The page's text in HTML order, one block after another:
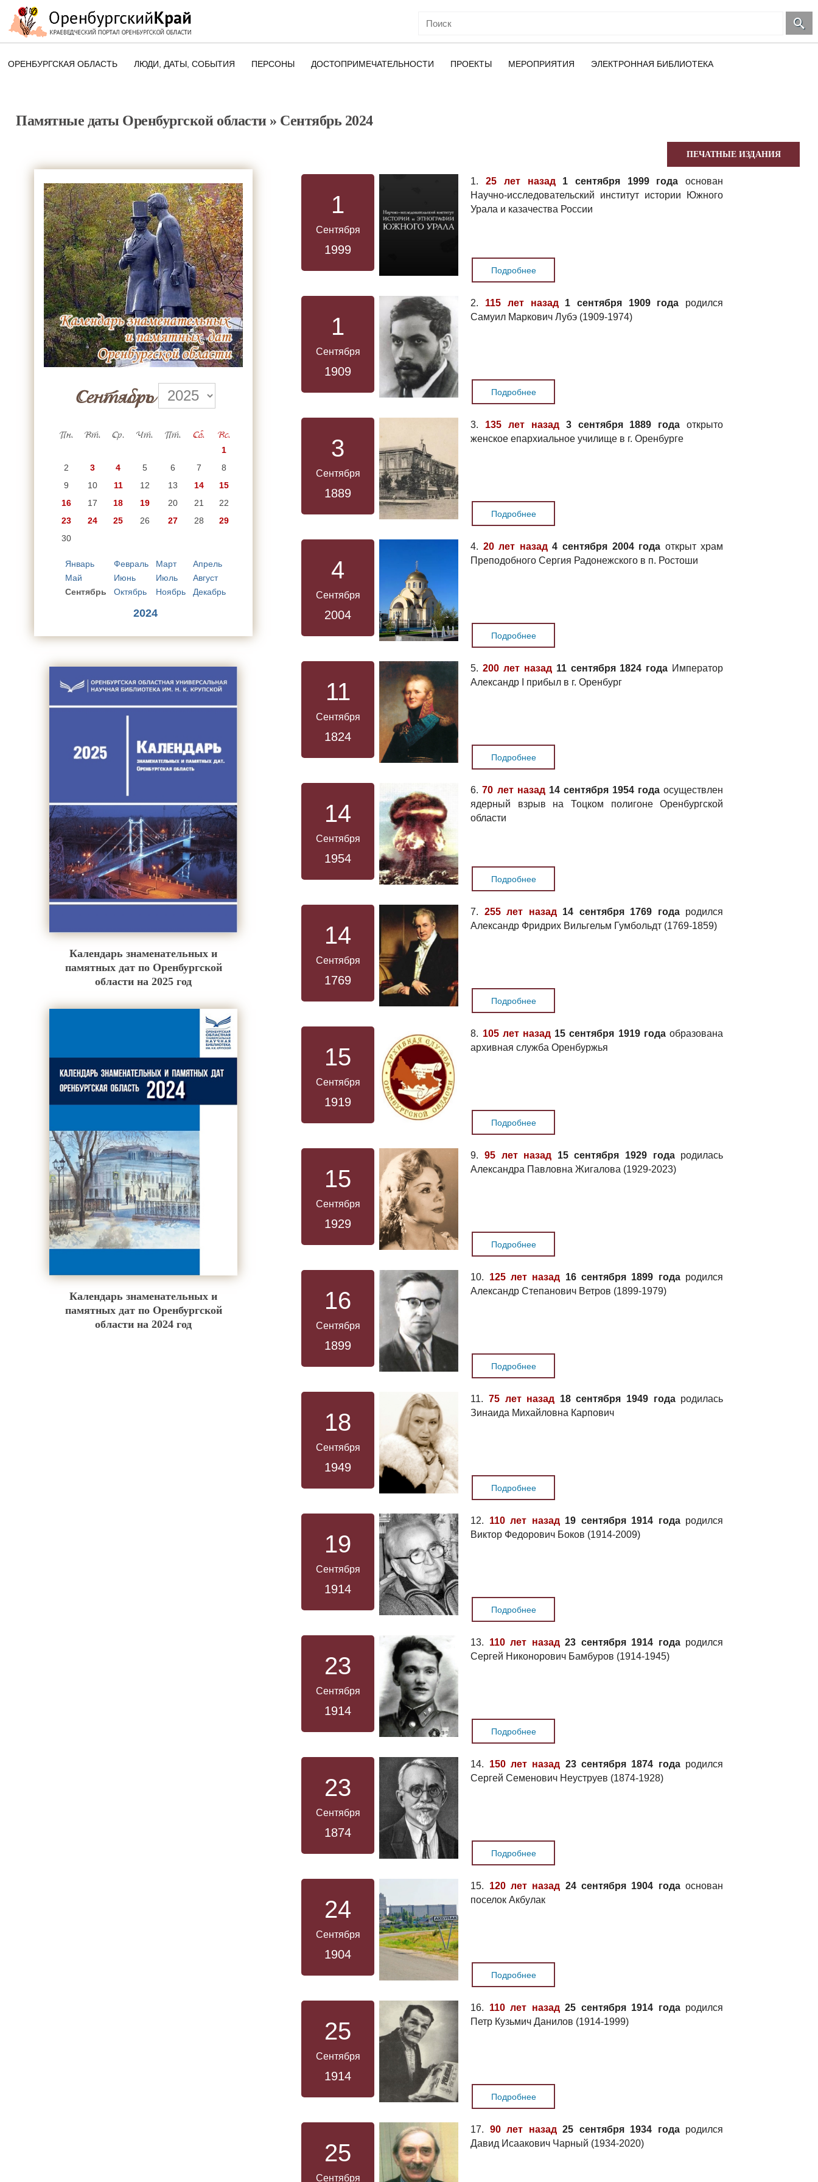
ОРЕНБУРГСКАЯ ОБЛАСТЬ ЛЮДИ, ДАТЫ, CОБЫТИЯ
ПАМЯТНЫЕ ДАТЫ ОРЕНБУРГСКОЙ
ПЕРСОНЫ ДОСТОПРИМЕЧАТЕЛЬНОСТИ ПРОЕКТЫ МЕРОПРИЯТИЯ ЭЛЕКТРОННАЯ БИБЛИОТЕКА
Памятные даты Оренбургской области» Сентябрь 2024
ПЕЧАТНЫЕ ИЗДАНИЯ
Сентябрь
Пн. Вт. Ср. Чт. Пт. Сб. Вс.
1
2
3 4 5 6 7
8
9
10 11 12 13 14
15
16
17 18 19 20 21
22
23
24 25 26 27 28
29
30
Январь Февраль Март
Апрель
Май
Июнь Июль
Август
Сентябрь
Октябрь Ноябрь Декабрь
2024
Календарь знаменательных и
памятных дат по Оренбургской
области на 2025 год
Календарь знаменательных и
памятных дат по Оренбургской
области на 2024 год
1
Сентября
1999
1.25 лет назад1 сентября 1999 года основан
Научно-исследовательский институт истории Южного
Урала и казачества России
Подробнее
1
Сентября
1909
2. 115 лет назад1 сентября 1909 года родился
Самуил Маркович Лубэ (1909-1974)
Подробнее
3
Сентября
1889
3. 135 лет назад3 сентября 1889 года открыто
женское епархиальное училище в г. Оренбурге
Подробнее
4
Сентября
2004
4. 20 лет назад4 сентября 2004 года открыт храм
Преподобного Сергия Радонежского в п. Ростоши
Подробнее
11
Сентября
1824
5.200 лет назад11 сентября 1824 года Император
Александр I прибыл в г. Оренбург
Подробнее
14
Сентября
1954
6.70 лет назад14 сентября 1954 года осуществлен
ядерный взрыв на Тоцком полигоне Оренбургской
области
Подробнее
14
Сентября
1769
7. 255 лет назад14 сентября 1769 годародился
Александр Фридрих Вильгельм Гумбольдт (1769-1859)
Подробнее
15
Сентября
1919
8. 105 лет назад 15 сентября 1919 годаобразована
архивная служба Оренбуржья
Подробнее
15
Сентября
1929
9. 95 лет назад 15 сентября 1929 годародилась
Александра Павловна Жигалова (1929-2023)
Подробнее
16
Сентября
1899
10. 125 лет назад 16 сентября 1899 годародился
Александр Степанович Ветров (1899-1979)
Подробнее
18
Сентября
1949
11. 75 лет назад 18 сентября 1949 годародилась
Зинаида Михайловна Карпович
Подробнее
19
Сентября
1914
12. 110 лет назад19 сентября 1914 годародился
Виктор Федорович Боков (1914-2009)
Подробнее
23
Сентября
1914
13. 110 лет назад23 сентября 1914 годародился
Сергей Никонорович Бамбуров (1914-1945)
Подробнее
23
Сентября
1874
14. 150 лет назад 23 сентября 1874 годародился
Сергей Семенович Неуструев (1874-1928)
Подробнее
24
Сентября
1904
15. 120 лет назад 24 сентября 1904 годаоснован
поселок Акбулак
Подробнее
25
Сентября
1914
16. 110 лет назад25 сентября 1914 годародился
Петр Кузьмич Данилов (1914-1999)
Подробнее
25
Сентября
17. 90 лет назад25 сентября 1934 годародился
Давид Исаакович Чарный (1934-2020)